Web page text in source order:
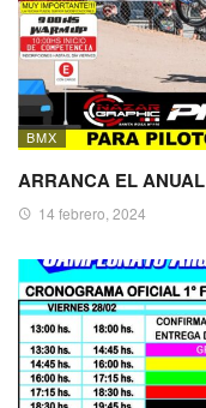
BMX
ARRANCA EL ANUAL
14 febrero, 2024